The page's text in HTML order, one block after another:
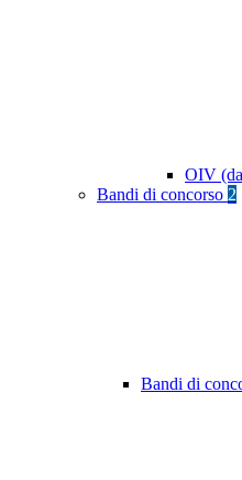
OIV
Bandi di concorso 2
Bandi di